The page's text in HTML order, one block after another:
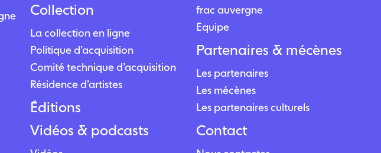
Collection
La collection en ligne
Politique d’acquisition
Comité technique d’acquisition
Résidence d’artistes
Éditions
Vidéos & podcasts
frac auvergne
Équipe
Partenaires & mécènes
Les partenaires
Les mécènes
Les partenaires culturels
Contact